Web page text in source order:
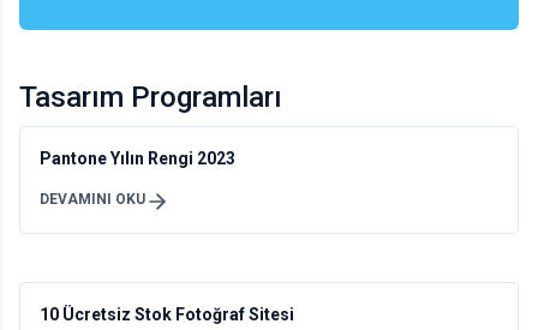
Tasarım Programları
Pantone Yılın Rengi 2023
DEVAMINI OKU
10 Ücretsiz Stok Fotoğraf Sitesi